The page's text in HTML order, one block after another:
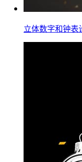
立体数字和钟